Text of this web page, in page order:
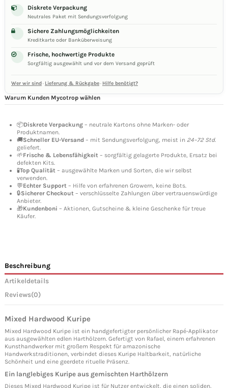
Diskrete Verpackung
Neutrales Paket mit Sendungsverfolgung
Sichere Zahlungsmöglichkeiten
Kreditkarte oder Banküberweisung
Frische, hochwertige Produkte
Sorgfältig ausgewählt und vor dem Versand geprüft
Wer wir sind· Lieferung & Rückgabe· Hilfe benötigt?
Warum Kunden Mycotrop wählen
📦Diskrete Verpackung – neutrale Kartons ohne Marken- oder
Produktnamen.
🚚Schneller EU-Versand – mit Sendungsverfolgung, meist in 24–72 Std.
geliefert.
🌱Frische & Lebensfähigkeit – sorgfältig gelagerte Produkte, Ersatz bei
defekten Kits.
🧪Top Qualität – ausgewählte Marken und Sorten, die wir selbst
verwenden.
💬Echter Support – Hilfe von erfahrenen Growern, keine Bots.
🔒Sicherer Checkout – verschlüsselte Zahlungen über vertrauenswürdige
Anbieter.
🎁Kundenboni – Aktionen, Gutscheine & kleine Geschenke für treue
Käufer.
Beschreibung
Artikeldetails
Reviews(0)
Mixed Hardwood Kuripe
Mixed Hardwood Kuripe ist ein handgefertigter persönlicher Rapé-Applikator
aus ausgewählten edlen Harthölzern. Gefertigt von Rafael, einem erfahrenen
Kunsthandwerker mit großem Respekt für amazonische
Handwerkstraditionen, verbindet dieses Kuripe Haltbarkeit, natürliche
Schönheit und eine geerdete rituelle Präsenz.
Ein langlebiges Kuripe aus gemischten Harthölzern
Dieses Mixed Hardwood Kuripe ist für Nutzer entwickelt, die einen soliden,